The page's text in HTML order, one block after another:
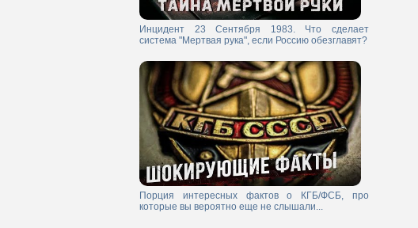
Инцидент 23 Сентября 1983. Что сделает
система "Мертвая рука", если Россию обезглавят?
Порция интересных фактов о КГБ/ФСБ, про
которые вы вероятно еще не слышали...